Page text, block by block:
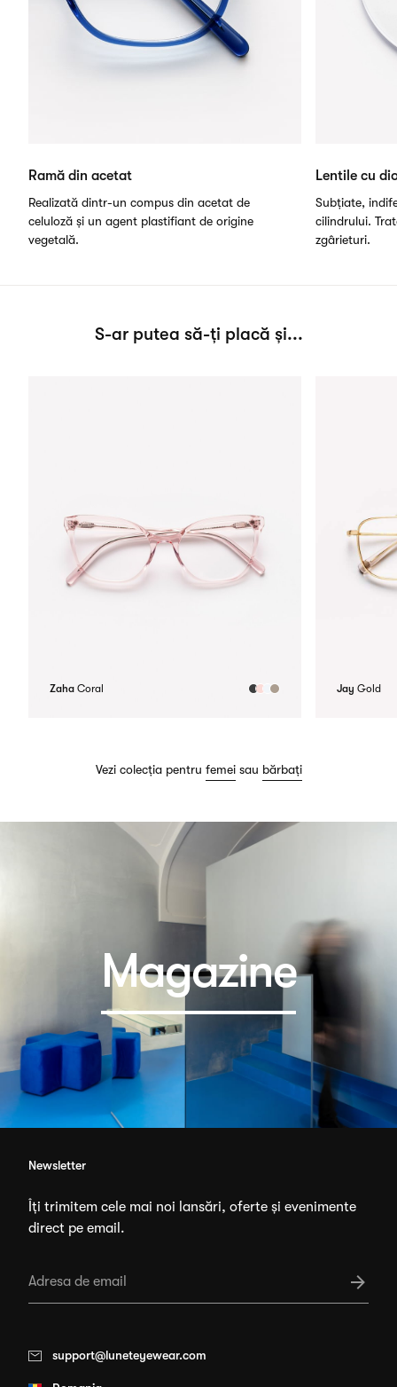
Ramă din acetat
Realizată dintr-un compus din acetat de
celuloză și un agent plastifiant de origine
vegetală.
Lentile cu
Subțiate,
cilindrului.
zgârieturi.
S-ar putea să-ți placă și...
Zaha Coral Jay Gold
Vezi colecția pentru femei sau bărbați
Magazine
Newsletter
Îți trimitem cele mai noi lansări, oferte și evenimente
direct pe email.
support@luneteyewear.com